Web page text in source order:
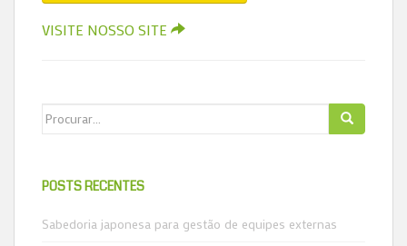
VISITE NOSSO SITE
Search for:
POSTS RECENTES
Sabedoria japonesa para gestão de equipes externas